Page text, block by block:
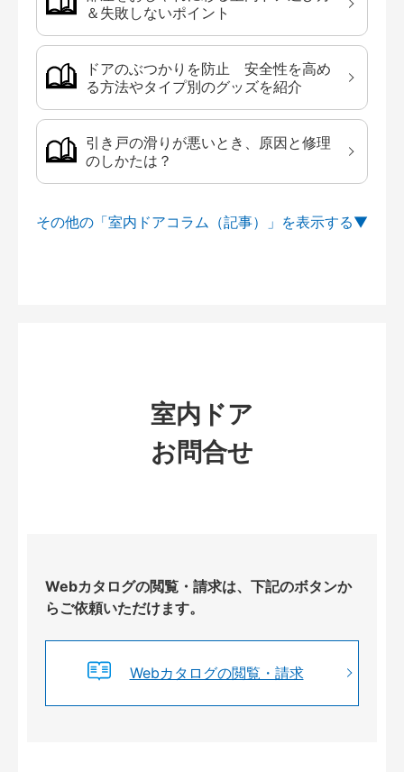
＆失敗しないポイント
ドアのぶつかりを防止 安全性を高め
る方法やタイプ別のグッズを紹介
引き戸の滑りが悪いとき、原因と修理
のしかたは？
その他の「室内ドアコラム（記事）」を
室内ドア
お問合せ
Webカタログの閲覧・請求は、下記のボタンか
らご依頼いただけます。
Webカタログの閲覧・請求